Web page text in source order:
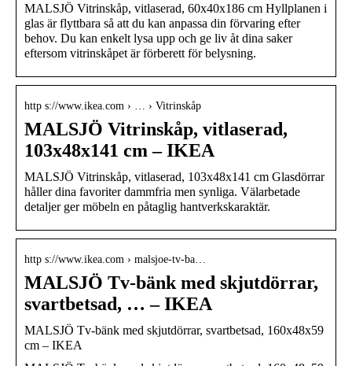
MALSJÖ Vitrinskåp, vitlaserad, 60x40x186 cm Hyllplanen i
glas är flyttbara så att du kan anpassa din förvaring efter
behov. Du kan enkelt lysa upp och ge liv åt dina saker
eftersom vitrinskåpet är förberett för belysning.
http s://www.ikea.com › … › Vitrinskåp
MALSJÖ Vitrinskåp, vitlaserad,
103x48x141 cm – IKEA
MALSJÖ Vitrinskåp, vitlaserad, 103x48x141 cm Glasdörrar
håller dina favoriter dammfria men synliga. Välarbetade
detaljer ger möbeln en påtaglig hantverkskaraktär.
http s://www.ikea.com › malsjoe-tv-ba…
MALSJÖ Tv-bänk med skjutdörrar,
svartbetsad, … – IKEA
MALSJÖ Tv-bänk med skjutdörrar, svartbetsad, 160x48x59
cm – IKEA